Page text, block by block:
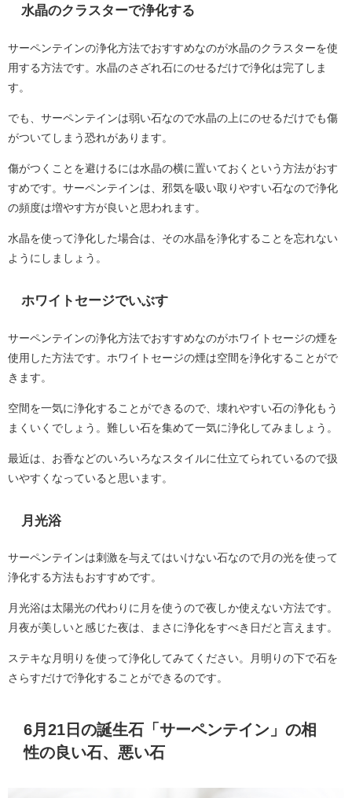
水晶のクラスターで浄化する
サーペンテインの浄化方法でおすすめなのが水晶のクラスターを使
用する方法です。水晶のさざれ石にのせるだけで浄化は完了しま
す。
でも、サーペンテインは弱い石なので水晶の上にのせるだけでも傷
がついてしまう恐れがあります。
傷がつくことを避けるには水晶の横に置いておくという方法がおす
すめです。サーペンテインは、邪気を吸い取りやすい石なので浄化
の頻度は増やす方が良いと思われます。
水晶を使って浄化した場合は、その水晶を浄化することを忘れない
ようにしましょう。
ホワイトセージでいぶす
サーペンテインの浄化方法でおすすめなのがホワイトセージの煙を
使用した方法です。ホワイトセージの煙は空間を浄化することがで
きます。
空間を一気に浄化することができるので、壊れやすい石の浄化もう
まくいくでしょう。難しい石を集めて一気に浄化してみましょう。
最近は、お香などのいろいろなスタイルに仕立てられているので扱
いやすくなっていると思います。
月光浴
サーペンテインは刺激を与えてはいけない石なので月の光を使って
浄化する方法もおすすめです。
月光浴は太陽光の代わりに月を使うので夜しか使えない方法です。
月夜が美しいと感じた夜は、まさに浄化をすべき日だと言えます。
ステキな月明りを使って浄化してみてください。月明りの下で石を
さらすだけで浄化することができるのです。
6月21日の誕生石「サーペンテイン」の相
性の良い石、悪い石